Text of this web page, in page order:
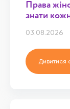
Права
знати
03.08.2026
Дивитися